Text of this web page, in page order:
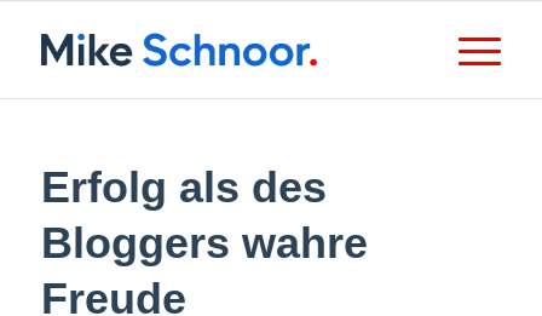
Erfolg als des
Bloggers wahre
Freude